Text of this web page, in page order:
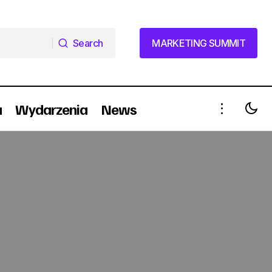
Search
MARKETING SUMMIT
MARKETING SUMMIT
Wydarzenia News